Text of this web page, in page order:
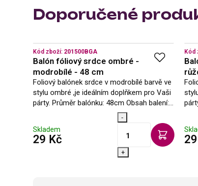
Doporučené
Kód zboží: 201500BGA
Balón fóliový srdce ombré -
modrobílé - 48 cm
Foliový balónek srdce v modrobílé barvě ve
stylu ombré ,je ideálním doplňkem pro Vaši
párty. Průměr balónku: 48cm Obsah balení:
1ks Vybraný balónek Vám rádi naplníme
heliem na naší prodejně, nebo si…
Skladem
29 Kčs DPH
-
+
Kód